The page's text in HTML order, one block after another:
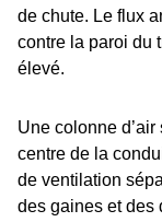
de chute. Le flux
contre la paroi du
élevé.
Une colonne
centre de la
de ventilation
des gaines et des